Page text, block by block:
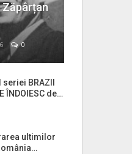
Zăpârțan
0
BRAZII
ÎNDOIESC de…
ultimilor